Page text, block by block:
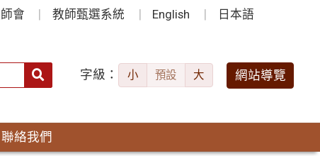
會 教師甄選系統 English 日本語
字級： 小 預設 大 網站導覽
聯絡我們